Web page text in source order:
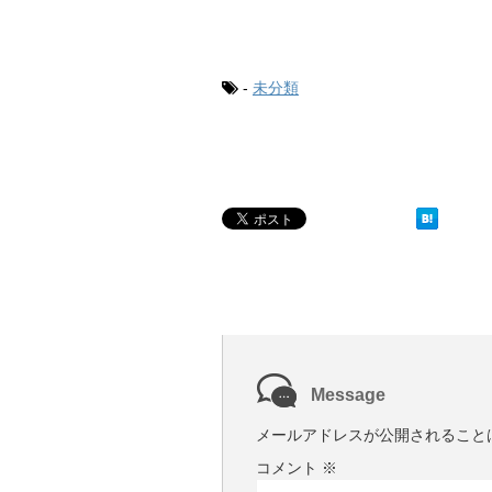
- 未分類
Message
メールアドレスが公開されること
コメント ※